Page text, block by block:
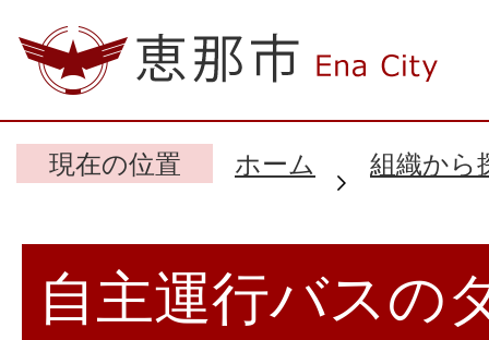
現在の位置 ホーム 組織から
自主運行バスの